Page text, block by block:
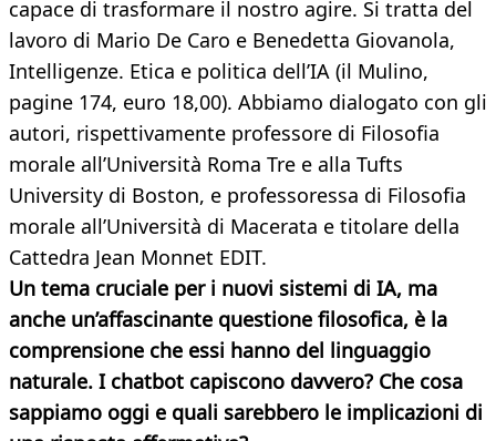
capace di trasformare il nostro agire. Si tratta del
lavoro di Mario De Caro e Benedetta Giovanola,
Intelligenze. Etica e politica dell’IA (il Mulino,
pagine 174, euro 18,00). Abbiamo dialogato con gli
autori, rispettivamente professore di Filosofia
morale all’Università Roma Tre e alla Tufts
University di Boston, e professoressa di Filosofia
morale all’Università di Macerata e titolare della
Cattedra Jean Monnet EDIT.
Un tema cruciale per i nuovi sistemi di IA, ma
anche un’affascinante questione filosofica, è la
comprensione che essi hanno del linguaggio
naturale. I chatbot capiscono davvero? Che cosa
sappiamo oggi e quali sarebbero le implicazioni di